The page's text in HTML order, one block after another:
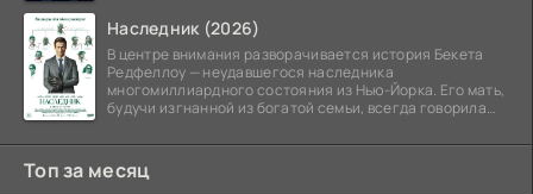
Наследник (2026)
В центре внимания разворачивается история Бекета
Редфеллоу — неудавшегося наследника
многомиллиардного состояния из Нью-Йорка. Его мать,
будучи изгнанной из богатой семьи, всегда говорила
Топ за месяц